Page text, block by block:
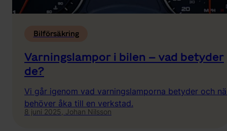
Bilförsäkring
Varningslampor i bilen – vad betyder
de?
Vi går igenom vad varningslamporna betyder och
behöver åka till en verkstad.
8 juni 2025, Johan Nilsson